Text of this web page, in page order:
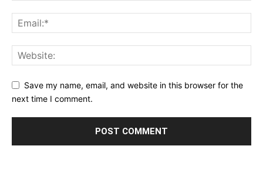
Save my name, email, and website in this browser for the
next time I comment.